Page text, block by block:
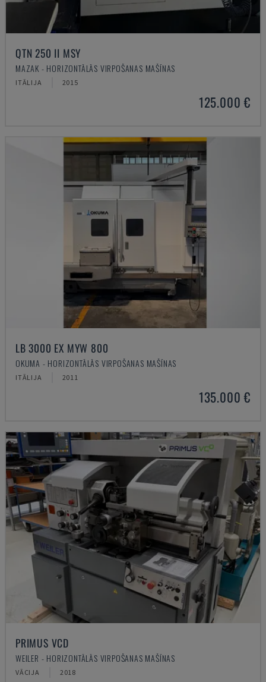
QTN 250 II MSY
MAZAK - HORIZONTĀLĀS VIRPOŠANAS MAŠĪNAS
ITĀLIJA 2015
125.000 €
LB 3000 EX MYW 800
OKUMA - HORIZONTĀLĀS VIRPOŠANAS MAŠĪNAS
ITĀLIJA 2011
135.000 €
PRIMUS VCD
WEILER - HORIZONTĀLĀS VIRPOŠANAS MAŠĪNAS
VĀCIJA 2018